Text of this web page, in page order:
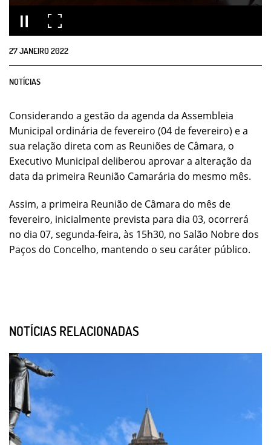
27JANEIRO2022
NOTÍCIAS
Considerando a gestão da agenda da Assembleia
Municipal ordinária de fevereiro (04 de fevereiro) e a
sua relação direta com as Reuniões de Câmara, o
Executivo Municipal deliberou aprovar a alteração da
data da primeira Reunião Camarária do mesmo mês.
Assim, a primeira Reunião de Câmara do mês de
fevereiro, inicialmente prevista para dia 03, ocorrerá
no dia 07, segunda-feira, às 15h30, no Salão Nobre dos
Paços do Concelho, mantendo o seu caráter público.
NOTÍCIAS RELACIONADAS